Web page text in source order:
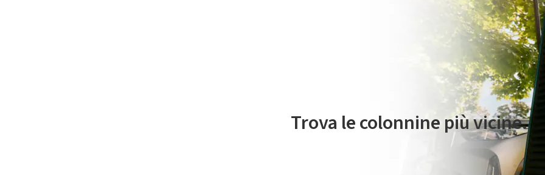
Il servizio di mobilità elettrica è gestito da Plenitude On The Road
Trova le colonnine più vicine.